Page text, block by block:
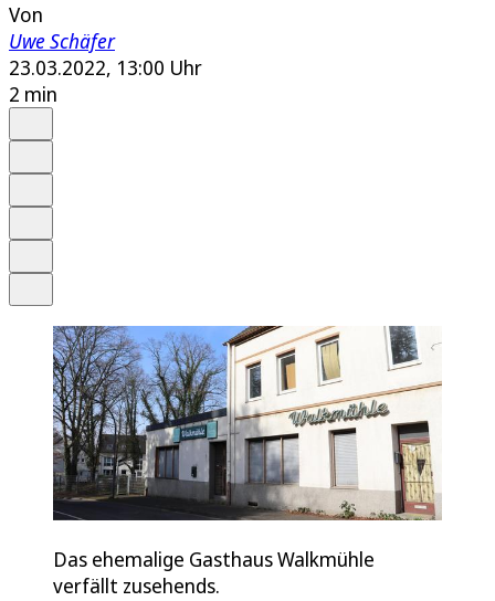
Von
Uwe Schäfer
23.03.2022, 13:00 Uhr
2 min
Das ehemalige Gasthaus Walkmühle
verfällt zusehends.